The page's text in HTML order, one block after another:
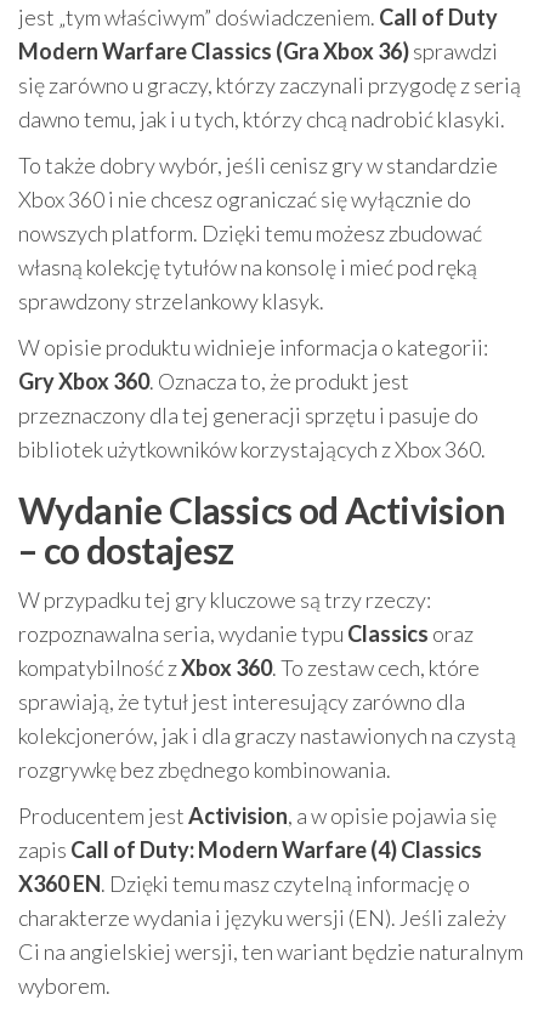
jest „tym właściwym” doświadczeniem. Call of Duty
Modern Warfare Classics (Gra Xbox 36)sprawdzi
się zarówno u graczy, którzy zaczynali przygodę z serią
dawno temu, jak i u tych, którzy chcą nadrobić klasyki.
To także dobry wybór, jeśli cenisz gry w standardzie
Xbox 360 i nie chcesz ograniczać się wyłącznie do
nowszych platform. Dzięki temu możesz zbudować
własną kolekcję tytułów na konsolę i mieć pod ręką
sprawdzony strzelankowy klasyk.
W opisie produktu widnieje informacja o kategorii:
Gry Xbox 360. Oznacza to, że produkt jest
przeznaczony dla tej generacji sprzętu i pasuje do
bibliotek użytkowników korzystających z Xbox 360.
Wydanie Classics od Activision
– co dostajesz
W przypadku tej gry kluczowe są trzy rzeczy:
rozpoznawalna seria, wydanie typu Classics oraz
kompatybilność zXbox 360. To zestaw cech, które
sprawiają, że tytuł jest interesujący zarówno dla
kolekcjonerów, jak i dla graczy nastawionych na czystą
rozgrywkę bez zbędnego kombinowania.
Producentem jestActivision, a w opisie pojawia się
zapis Call of Duty: Modern Warfare (4) Classics
X360 EN. Dzięki temu masz czytelną informację o
charakterze wydania i języku wersji (EN). Jeśli zależy
Ci na angielskiej wersji, ten wariant będzie naturalnym
wyborem.